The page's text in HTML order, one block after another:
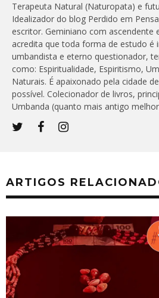
Terapeuta Natural (Naturopata) e
Idealizador do blog Perdido em
escritor. Geminiano com ascendente
acredita que toda forma de estudo é
umbandista e eterno questionador,
como: Espiritualidade, Espiritismo,
Naturais. É apaixonado pela cidade
possível. Colecionador de livros,
Umbanda (quanto mais antigo
ARTIGOS